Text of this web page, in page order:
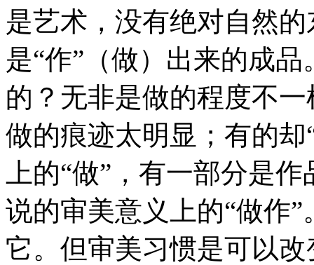
是艺术，没有绝对自然的
是“作”（做）出来的成
的？无非是做的程度不
做的痕迹太明显；有的
上的“做”，有一部分是
说的审美意义上的“做作
它。但审美习惯是可以